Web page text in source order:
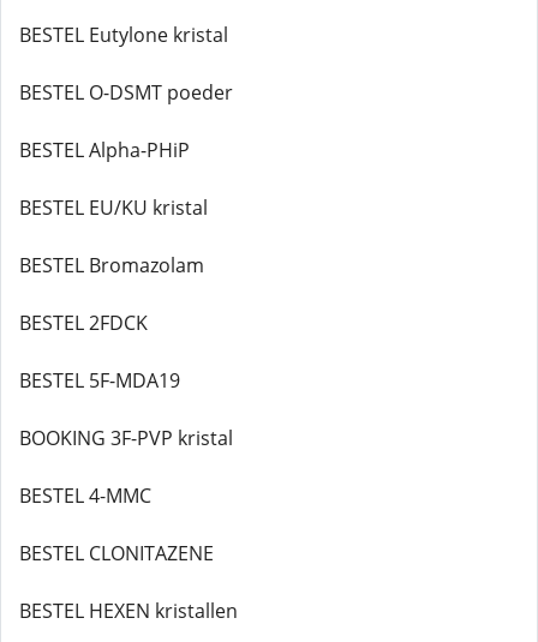
BESTEL Eutylone kristal
BESTEL O-DSMT poeder
BESTEL Alpha-PHiP
BESTEL EU/KU kristal
BESTEL Bromazolam
BESTEL 2FDCK
BESTEL 5F-MDA19
BOOKING 3F-PVP kristal
BESTEL 4-MMC
BESTEL CLONITAZENE
BESTEL HEXEN kristallen